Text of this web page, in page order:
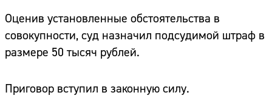
Оценив установленные обстоятельства в
совокупности, суд назначил подсудимой штраф в
размере 50 тысяч рублей.
Приговор вступил в законную силу.